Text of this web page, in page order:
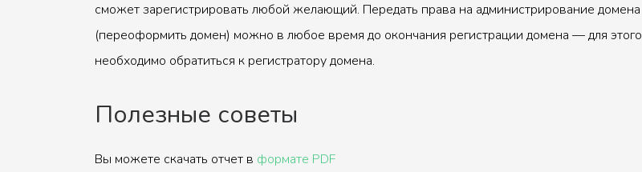
сможет зарегистрировать любой желающий. Передать права на администрирование домена
(переоформить домен) можно в любое время до окончания регистрации домена — для этого
необходимо обратиться к регистратору домена.
Полезные советы
Вы можете скачать отчет в формате PDF